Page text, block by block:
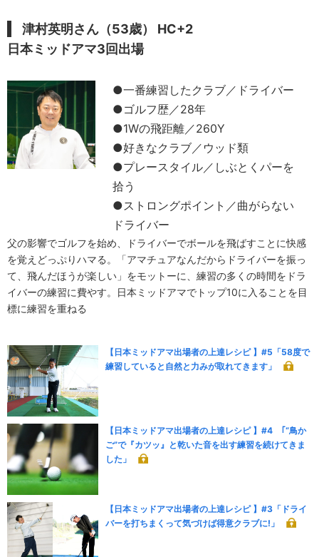
津村英明さん（53歳） HC+2
日本ミッドアマ3回出場
●一番練習したクラブ／ドライバー
●ゴルフ歴／28年
●1Wの飛距離／260Y
●好きなクラブ／ウッド類
●プレースタイル／しぶとくパーを
拾う
●ストロングポイント／曲がらない
ドライバー
父の影響でゴルフを始め、ドライバーでボールを飛ばすことに快感
を覚えどっぷりハマる。「アマチュアなんだからドライバーを振っ
て、飛んだほうが楽しい」をモットーに、練習の多くの時間をドラ
イバーの練習に費やす。日本ミッドアマでトップ10に入ることを目
標に練習を重ねる
【日本ミッドアマ出場者の上達レシピ 】#5「58度で
練習していると自然と力みが取れてきます」
【日本ミッドアマ出場者の上達レシピ 】#4 ｢“鳥か
ご”で『カツッ』と乾いた音を出す練習を続けてきま
した」
【日本ミッドアマ出場者の上達レシピ 】#3「ドライ
バーを打ちまくって気づけば得意クラブに!」